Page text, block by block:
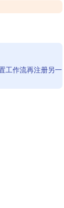
工作流再注册另一